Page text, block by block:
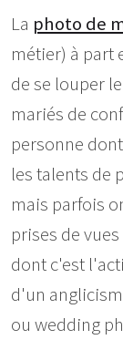
La photo de
métier) à part
de se louper
mariés de
personne
les talents de
mais parfois
prises de
dont c'est
d'un
ou wedding